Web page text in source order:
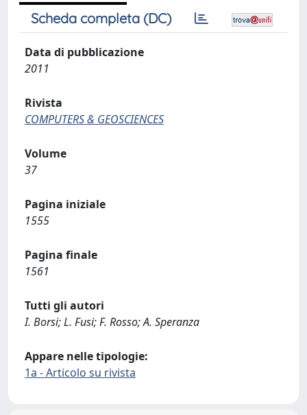
Scheda completa (DC)
Data di pubblicazione
2011
Rivista
COMPUTERS & GEOSCIENCES
Volume
37
Pagina iniziale
1555
Pagina finale
1561
Tutti gli autori
I. Borsi; L. Fusi; F. Rosso; A. Speranza
Appare nelle tipologie:
1a - Articolo su rivista